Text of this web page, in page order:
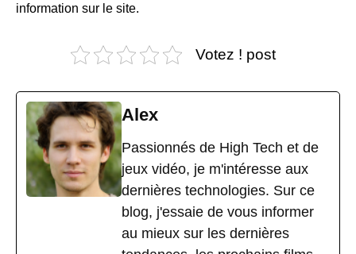
information sur le site.
Votez ! post
Alex
Passionnés de High Tech et de
jeux vidéo, je m'intéresse aux
dernières technologies. Sur ce
blog, j'essaie de vous informer
au mieux sur les dernières